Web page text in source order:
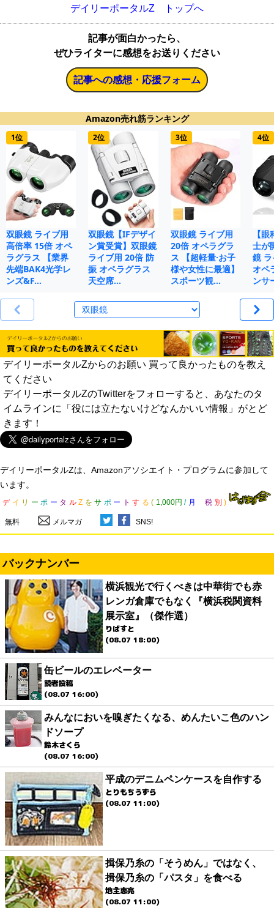
デイリーポータルZ トップへ
記事が面白かったら、
ぜひライターに感想をお送りください
記事への感想・応援フォーム
Amazon売れ筋ランキング
1位
双眼鏡 ライブ用
高倍率 15倍 オペ
ラグラス 【業界
先端BAK4光学レ
ンズ&F…
2位
双眼鏡【IFデザイ
ン賞受賞】双眼鏡
ライブ用 20倍 防
振 オペラグラス
天空席…
3位
双眼鏡 ライブ用
20倍 オペラグラ
ス 【超軽量·お子
様や女性に最適】
スポーツ観…
4位
【
士が
鏡
オペ
ンサ
デイリーポータルZからのお願い 買って良かったものを教え
てください
デイリーポータルZのTwitterをフォローすると、あなたのタ
イムラインに「役には立たないけどなんかいい情報」がとど
きます！
デイリーポータルZは、Amazonアソシエイト・プログラムに参加して
います。
デ イ リ ー ポ ー タ ル Z を サ ポ ー ト す る ( 1,000円 / 月 税 別 )
無料 メルマガ SNS!
バックナンバー
横浜観光で行くべきは中華街でも赤
レンガ倉庫でもなく『横浜税関資料
展示室』（傑作選）
りばすと
(08.07 18:00)
缶ビールのエレベーター
読者投稿
(08.07 16:00)
みんなにおいを嗅ぎたくなる、めんたいこ色のハン
ドソープ
鈴木さくら
(08.07 16:00)
平成のデニムペンケースを自作する
とりもちうずら
(08.07 11:00)
揖保乃糸の「そうめん」ではなく、
揖保乃糸の「パスタ」を食べる
地主恵亮
(08.07 11:00)